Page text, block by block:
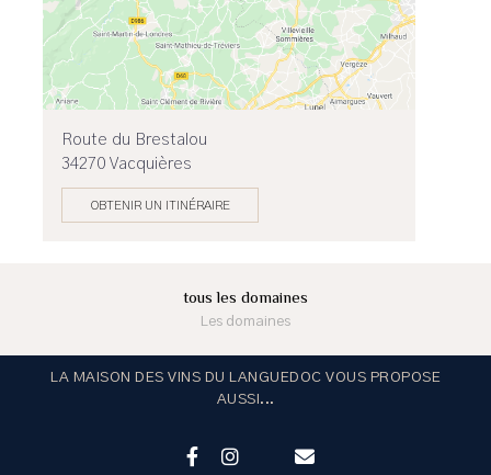
Route du Brestalou
34270 Vacquières
OBTENIR UN ITINÉRAIRE
tous les domaines
Les domaines
LA MAISON DES VINS DU LANGUEDOC VOUS PROPOSE
AUSSI...